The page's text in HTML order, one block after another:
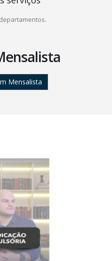
Mensalista